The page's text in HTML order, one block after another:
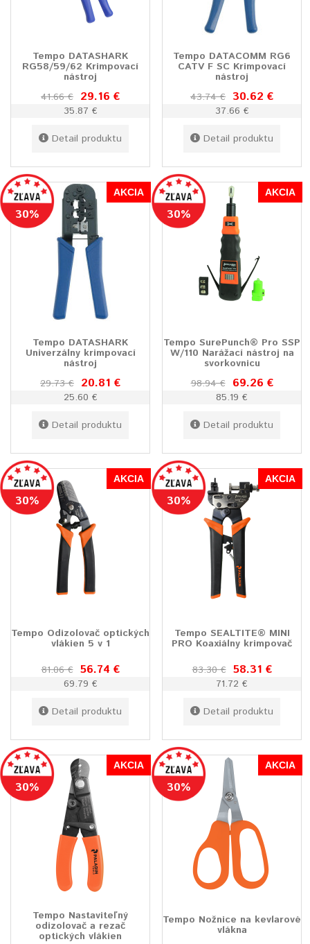
Tempo DATASHARK
RG58/59/62 Krimpovací
nástroj
41.66 € 29.16 €
35.87 €
Detail produktu
Tempo DATACOMM RG6
CATV F SC Krimpovací
nástroj
43.74 € 30.62 €
37.66 €
Detail produktu
30%
AKCIA
Tempo DATASHARK
Univerzálny krimpovací
nástroj
29.73 € 20.81 €
25.60 €
Detail produktu
30%
AKCIA
Tempo SurePunch® Pro SSP
W/110 Narážací nástroj na
svorkovnicu
98.94 € 69.26 €
85.19 €
Detail produktu
30%
AKCIA
Tempo Odizolovač optických
vlákien 5 v 1
81.06 € 56.74 €
69.79 €
Detail produktu
30%
AKCIA
Tempo SEALTITE® MINI
PRO Koaxiálny krimpovač
83.30 € 58.31 €
71.72 €
Detail produktu
30%
AKCIA
Tempo Nastaviteľný
odizolovač a rezač
optických vlákien
30%
AKCIA
Tempo Nožnice na kevlarové
vlákna